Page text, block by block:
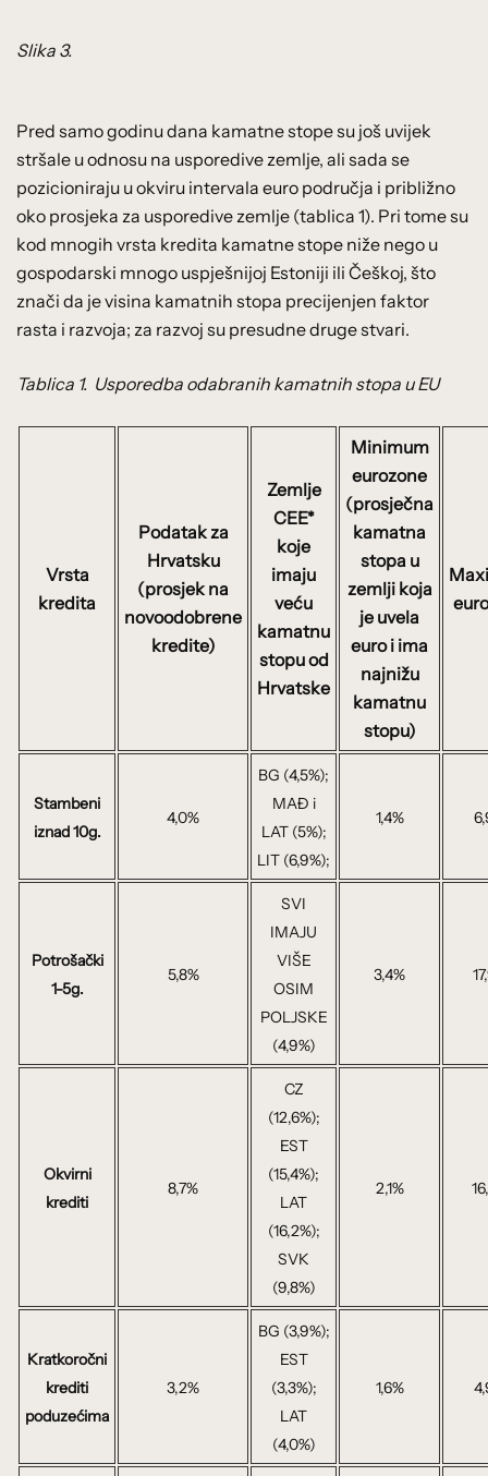
Slika 3.
Pred samo godinu dana kamatne stope su još uvijek
stršale u odnosu na usporedive zemlje, ali sada se
pozicioniraju u okviru intervala euro područja i približno
oko prosjeka za usporedive zemlje (tablica 1). Pri tome su
kod mnogih vrsta kredita kamatne stope niže nego u
gospodarski mnogo uspješnijoj Estoniji ili Češkoj, što
znači da je visina kamatnih stopa precijenjen faktor
rasta i razvoja; za razvoj su presudne druge stvari.
Tablica 1. Usporedba odabranih kamatnih stopa u EU
Vrsta
kredita
Podatak za
Hrvatsku
(prosjek na
novoodobrene
kredite)
Zemlje
CEE*
koje
imaju
veću
kamatnu
stopu od
Hrvatske
Minimum
eurozone
(prosječna
kamatna
stopa u
zemlji koja
je uvela
euro i ima
najnižu
kamatnu
stopu)
Stambeni
iznad 10g.
4,0%
BG (4,5%);
MAĐ i
LAT (5%);
LIT (6,9%);
1,4%
Potrošački
1-5g.
5,8%
SVI
IMAJU
VIŠE
OSIM
POLJSKE
(4,9%)
3,4%
Okvirni
krediti
8,7%
CZ
(12,6%);
EST
(15,4%);
LAT
(16,2%);
SVK
(9,8%)
2,1%
Kratkoročni
krediti
poduzećima
3,2%
BG (3,9%);
EST
(3,3%);
LAT
(4,0%)
1,6%